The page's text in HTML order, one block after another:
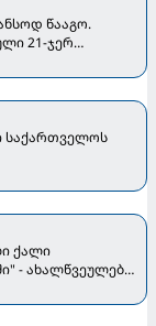
წააგო.
21-ჯერ
საქართველოს
ქალი
- ახალწვეულები